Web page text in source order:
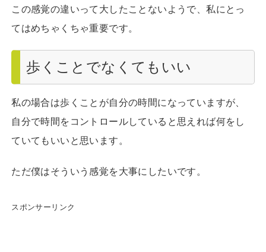
この感覚の違いって大したことないようで、私にとっ
てはめちゃくちゃ重要です。
歩くことでなくてもいい
私の場合は歩くことが自分の時間になっていますが、
自分で時間をコントロールしていると思えれば何をし
ていてもいいと思います。
ただ僕はそういう感覚を大事にしたいです。
スポンサーリンク